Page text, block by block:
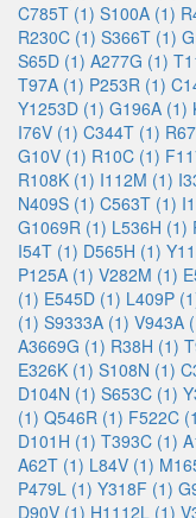
C785T (1) S100A (1)
R230C (1) S366T (1)
S65D (1) A277G (1)
T97A (1) P253R (1)
Y1253D (1) G196A (1)
I76V (1) C344T (1)
G10V (1) R10C (1)
R108K (1) I112M (1)
N409S (1) C563T (1)
G1069R (1) L536H (1)
I54T (1) D565H (1)
P125A (1) V282M (1)
(1) E545D (1) L409P
(1) S9333A (1) V943A
A3669G (1) R38H (1)
E326K (1) S108N (1)
D104N (1) S653C (1)
(1) Q546R (1) F522C
D101H (1) T393C (1)
A62T (1) L84V (1)
P479L (1) Y318F (1)
D90V (1) H1112L (1)